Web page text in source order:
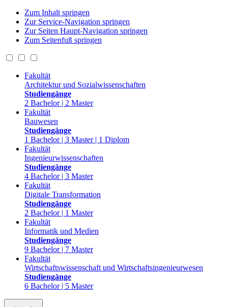
Zum Inhalt springen
Zur Service-Navigation springen
Zur Seiten Haupt-Navigation springen
Zum Seitenfuß springen
Fakultät
Architektur und Sozialwissenschaften
Studiengänge
2 Bachelor | 2 Master
Fakultät
Bauwesen
Studiengänge
1 Bachelor | 3 Master | 1 Diplom
Fakultät
Ingenieurwissenschaften
Studiengänge
4 Bachelor | 3 Master
Fakultät
Digitale Transformation
Studiengänge
2 Bachelor | 1 Master
Fakultät
Informatik und Medien
Studiengänge
9 Bachelor | 7 Master
Fakultät
Wirtschaftswissenschaft und Wirtschaftsingenieurwesen
Studiengänge
6 Bachelor | 5 Master